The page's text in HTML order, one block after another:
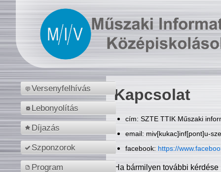
Versenyfelhívás
Lebonyolítás
Díjazás
Szponzorok
Program
Kapcsolat
cím: SZTE TTIK Műszaki
email: miv[kukac]inf[pont]u-
facebook: https://
Ha bármilyen további